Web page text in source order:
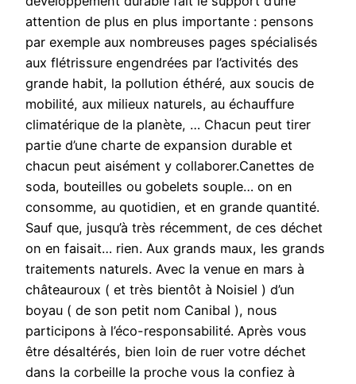
attention de plus en plus importante : pensons
par exemple aux nombreuses pages spécialisés
aux flétrissure engendrées par l’activités des
grande habit, la pollution éthéré, aux soucis de
mobilité, aux milieux naturels, au échauffure
climatérique de la planète, … Chacun peut tirer
partie d’une charte de expansion durable et
chacun peut aisément y collaborer.Canettes de
soda, bouteilles ou gobelets souple… on en
consomme, au quotidien, et en grande quantité.
Sauf que, jusqu’à très récemment, de ces déchet
on en faisait… rien. Aux grands maux, les grands
traitements naturels. Avec la venue en mars à
châteauroux ( et très bientôt à Noisiel ) d’un
boyau ( de son petit nom Canibal ), nous
participons à l’éco-responsabilité. Après vous
être désaltérés, bien loin de ruer votre déchet
dans la corbeille la proche vous la confiez à